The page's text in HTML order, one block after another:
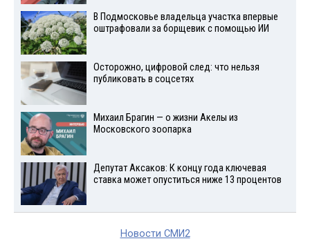
В Подмосковье владельца участка впервые
оштрафовали за борщевик с помощью ИИ
Осторожно, цифровой след: что нельзя
публиковать в соцсетях
Михаил Брагин — о жизни Акелы из
Московского зоопарка
Депутат Аксаков: К концу года ключевая
ставка может опуститься ниже 13 процентов
Новости СМИ2